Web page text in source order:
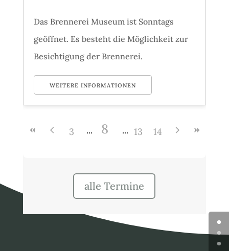
Das Brennerei Museum ist Sonntags
geöffnet. Es besteht die Möglichkeit zur
Besichtigung der Brennerei.
WEITERE INFORMATIONEN
3 8 13 14
alle Termine